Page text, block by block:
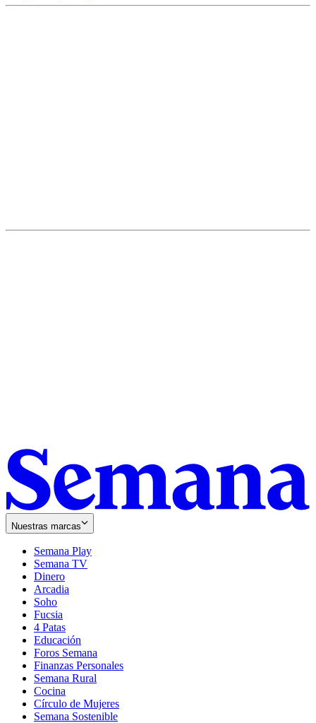
Nuestras marcas
Semana Play
Semana TV
Dinero
Arcadia
Soho
in
new
window
Fucsia
in
new
window
4 Patas
Educación
Foros Semana
Finanzas Personales
Semana Rural
Cocina
Círculo de Mujeres
Semana Sostenible